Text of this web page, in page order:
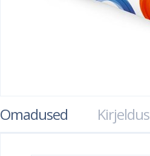
Omadused Kirjeldus